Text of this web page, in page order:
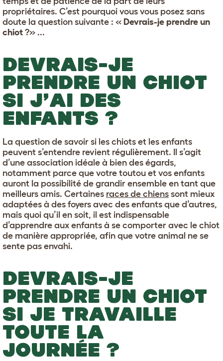
propriétaires. C’est pourquoi vous vous posez sans
doute la question suivante : « Devrais-je prendre un
chiot ?» ...
DEVRAIS-JE
PRENDRE UN CHIOT
SI J’AI DES
ENFANTS ?
La question de savoir si les chiots et les enfants
peuvent s’entendre revient régulièrement. Il s’agit
d’une association idéale à bien des égards,
notamment parce que votre toutou et vos enfants
auront la possibilité de grandir ensemble en tant que
meilleurs amis. Certaines races de chiens sont mieux
adaptées à des foyers avec des enfants que d’autres,
mais quoi qu’il en soit, il est indispensable
d’apprendre aux enfants à se comporter avec le chiot
de manière appropriée, afin que votre animal ne se
sente pas envahi.
DEVRAIS-JE
PRENDRE UN CHIOT
SI JE TRAVAILLE
TOUTE LA
JOURNÉE ?